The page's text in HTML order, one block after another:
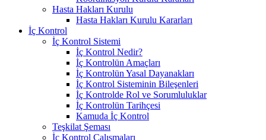
Hasta Hakları Kurulu
Hasta Hakları Kurulu Kararları
İç Kontrol
İç Kontrol Sistemi
İç Kontrol Nedir?
İç Kontrolün Amaçları
İç Kontrolün Yasal Dayanakları
İç Kontrol Sisteminin Bileşenleri
İç Kontrolde Rol ve Sorumluluklar
İç Kontrolün Tarihçesi
Kamuda İç Kontrol
Teşkilat Şeması
İç Kontrol Çalışmaları